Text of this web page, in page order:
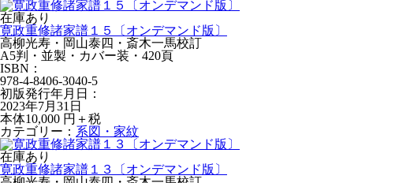
在庫あり
寛政重修諸家譜１５〔オンデマンド版〕
高柳光寿・岡山泰四・斎木一馬校訂
A5判・並製・カバー装・420頁
ISBN：
978-4-8406-3040-5
初版発行年月日：
2023年7月31日
本体10,000 円＋税
カテゴリー： 系図・家紋
在庫あり
寛政重修諸家譜１３〔オンデマンド版〕